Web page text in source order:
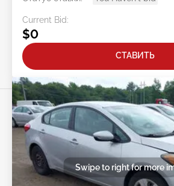
Current Bid:
$0
СТАВИТЬ
Swipe to right for more